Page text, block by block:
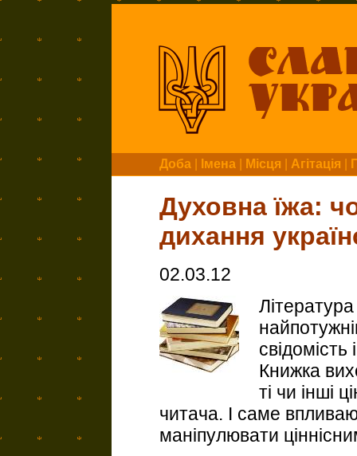
Доба Імена Місця Агітація
Духовна їжа:
дихання
02.03.12
Книжка
ті чи інші
читача. І саме
маніпулювати